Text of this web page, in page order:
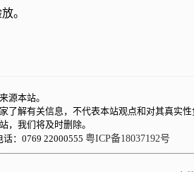
。
源本站。
了解有关信息，不代表本站观点和对其真实
，我们将及时删除。
：0769 22000555 粤ICP备18037192号